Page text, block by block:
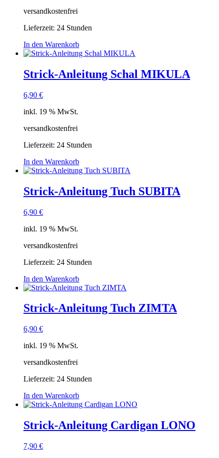
versandkostenfrei
Lieferzeit: 24 Stunden
In den Warenkorb
Strick-Anleitung Schal MIKULA
6,90 €
inkl. 19 % MwSt.
versandkostenfrei
Lieferzeit: 24 Stunden
In den Warenkorb
Strick-Anleitung Tuch SUBITA
6,90 €
inkl. 19 % MwSt.
versandkostenfrei
Lieferzeit: 24 Stunden
In den Warenkorb
Strick-Anleitung Tuch ZIMTA
6,90 €
inkl. 19 % MwSt.
versandkostenfrei
Lieferzeit: 24 Stunden
In den Warenkorb
Strick-Anleitung Cardigan LONO
7,90 €